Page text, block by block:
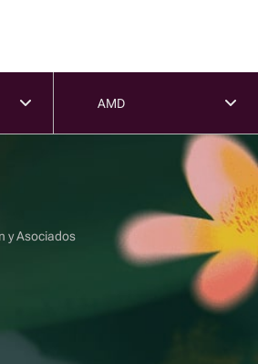
AMD
y Asociados